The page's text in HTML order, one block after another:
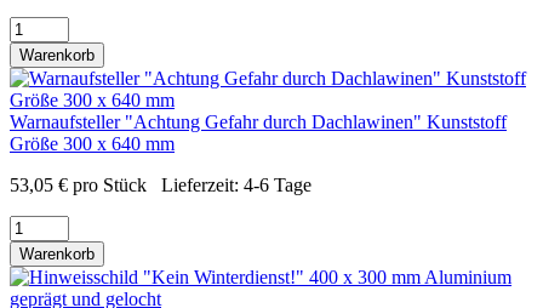
Warenkorb
Warnaufsteller "Achtung Gefahr durch Dachlawinen" Kunststoff
Größe 300 x 640 mm
53,05 € pro Stück Lieferzeit: 4-6 Tage
Warenkorb